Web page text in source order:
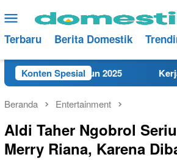
ke
konten
Menu
Mobile
Terbaru Berita Domestik
Konten Spesial
Tahun 2025 Kerja Hari
Beranda Entertainment
Aldi Taher Ngobrol
Merry Riana, Karena